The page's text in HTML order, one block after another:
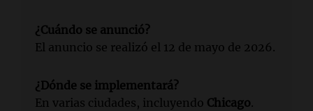
¿Cuándo se anunció?
El anuncio se realizó el 12 de mayo de 2026.
¿Dónde se implementará?
En varias ciudades, incluyendo Chicago.